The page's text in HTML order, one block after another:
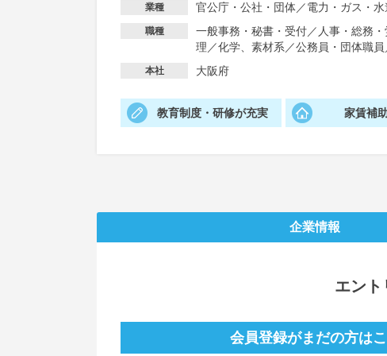
業種 官公庁・公社・団体／電力・ガス・
職種 一般事務・秘書・受付／ 人事・総務・
理 ／化学、素材系 ／公務員・団体職員
本社 大阪府
教育制度・研修が充実 家賃補
企業情報
エント
会員登録がまだの方は